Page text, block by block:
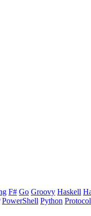
F# Go Groovy Haskell
PowerShell Python